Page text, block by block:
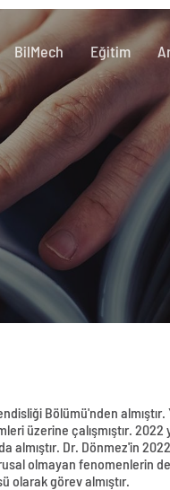
BilMech Eğitim
Bölümü'nden almıştır.
üzerine çalışmıştır. 2022
Dr. Dönmez'in
olmayan fenomenlerin
olarak görev almıştır.